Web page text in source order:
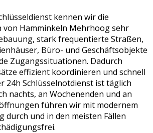
kennen wir die
von Hamminkeln Mehrhoog sehr
stark frequentierte Straßen,
Büro- und Geschäftsobjekte
Zugangssituationen. Dadurch
effizient koordinieren und schnell
24h Schlüsselnotdienst ist täglich
nachts, an Wochenenden und an
führen wir mit modernem
durch und in den meisten Fällen